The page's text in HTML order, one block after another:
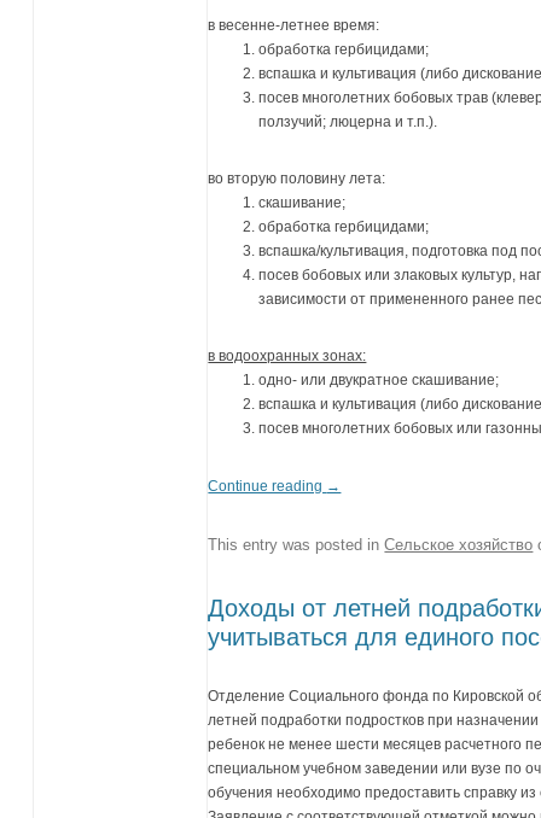
в весенне-летнее время:
обработка гербицидами;
вспашка и культивация (либо
посев многолетних бобовых трав
ползучий; люцерна и т.п.).
во вторую половину лета:
скашивание;
обработка гербицидами;
вспашка/культивация, подготовка под
посев бобовых или злаковых культур,
зависимости от примененного ранее
в водоохранных зонах:
одно- или двукратное скашивание;
вспашка и культивация (либо
посев многолетних бобовых или
Continue reading →
This entry was posted inСельское хозяйство
Доходы от летней
учитываться для единого
Отделение Социального фонда по Кировской
летней подработки подростков при
ребенок не менее шести месяцев расчетного
специальном учебном заведении или вузе по
обучения необходимо предоставить справку